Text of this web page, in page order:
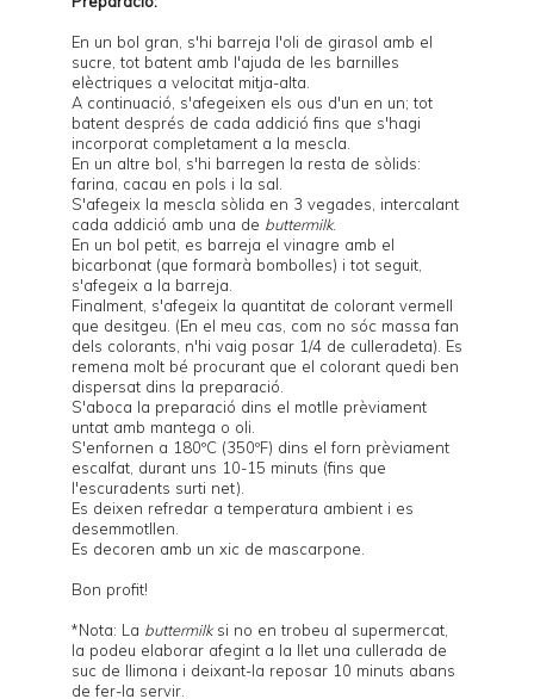
En un bol gran, s'hi barreja l'oli de girasol amb el
sucre, tot batent amb l'ajuda de les barnilles
elèctriques a velocitat mitja-alta.
A continuació, s'afegeixen els ous d'un en un; tot
batent després de cada addició fins que s'hagi
incorporat completament a la mescla.
En un altre bol, s'hi barregen la resta de sòlids:
farina, cacau en pols i la sal.
S'afegeix la mescla sòlida en 3 vegades, intercalant
cada addició amb una de buttermilk.
En un bol petit, es barreja el vinagre amb el
bicarbonat (que formarà bombolles) i tot seguit,
s'afegeix a la barreja.
Finalment, s'afegeix la quantitat de colorant vermell
que desitgeu. (En el meu cas, com no sóc massa fan
dels colorants, n'hi vaig posar 1/4 de culleradeta). Es
remena molt bé procurant que el colorant quedi ben
dispersat dins la preparació.
S'aboca la preparació dins el motlle prèviament
untat amb mantega o oli.
S'enfornen a 180ºC (350ºF) dins el forn prèviament
escalfat, durant uns 10-15 minuts (fins que
l'escuradents surti net).
Es deixen refredar a temperatura ambient i es
desemmotllen.
Es decoren amb un xic de mascarpone.
Bon profit!
*Nota: La buttermilksi no en trobeu al supermercat,
la podeu elaborar afegint a la llet una cullerada de
suc de llimona i deixant-la reposar 10 minuts abans
de fer-la servir.